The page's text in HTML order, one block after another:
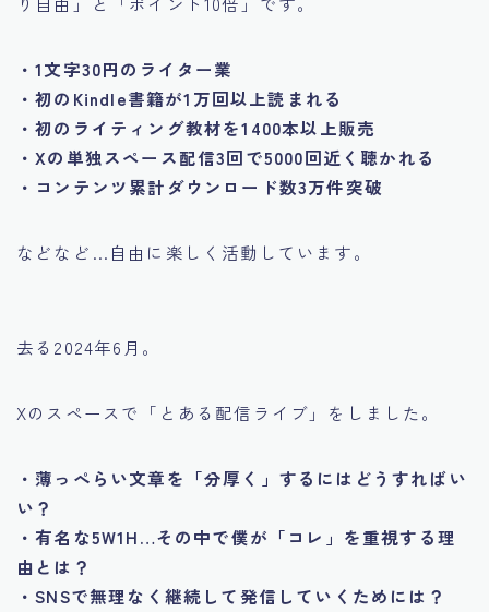
・1文字30円のライター業
・初のKindle書籍が1万回以上読まれる
・初のライティング教材を1400本以上販売
・Xの単独スペース配信3回で5000回近く聴かれる
・コンテンツ累計ダウンロード数3万件突破
などなど…自由に楽しく活動しています。
去る2024年6月。
Xのスペースで「とある配信ライブ」をしました。
・薄っぺらい文章を「分厚く」するにはどうすればい
い？
・有名な5W1H…その中で僕が「コレ」を重視する理
由とは？
・SNSで無理なく継続して発信していくためには？